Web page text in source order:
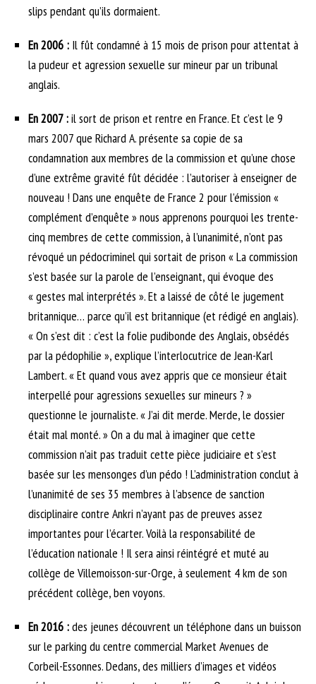
slips pendant qu’ils dormaient.
En 2006 : Il fût condamné à 15 mois de prison pour attentat à
la pudeur et agression sexuelle sur mineur par un tribunal
anglais.
En 2007 :il sort de prison et rentre en France. Et c’est le 9
mars 2007 que Richard A. présente sa copie de sa
condamnation aux membres de la commission et qu’une chose
d’une extrême gravité fût décidée : l’autoriser à enseigner de
nouveau ! Dans une enquête de France 2 pour l’émission «
complément d’enquête » nous apprenons pourquoi les trente-
cinq membres de cette commission, à l’unanimité, n’ont pas
révoqué un pédocriminel qui sortait de prison « La commission
s’est basée sur la parole de l’enseignant, qui évoque des
« gestes mal interprétés ». Et a laissé de côté le jugement
britannique… parce qu’il est britannique (et rédigé en anglais).
« On s’est dit : c’est la folie pudibonde des Anglais, obsédés
par la pédophilie », explique l’interlocutrice de Jean-Karl
Lambert. « Et quand vous avez appris que ce monsieur était
interpellé pour agressions sexuelles sur mineurs ? »
questionne le journaliste. « J’ai dit merde. Merde, le dossier
était mal monté. » On a du mal à imaginer que cette
commission n’ait pas traduit cette pièce judiciaire et s’est
basée sur les mensonges d’un pédo ! L’administration conclut à
l’unanimité de ses 35 membres à l’absence de sanction
disciplinaire contre Ankri n’ayant pas de preuves assez
importantes pour l’écarter. Voilà la responsabilité de
l’éducation nationale ! Il sera ainsi réintégré et muté au
collège de Villemoisson-sur-Orge, à seulement 4 km de son
précédent collège, ben voyons.
En 2016 :des jeunes découvrent un téléphone dans un buisson
sur le parking du centre commercial Market Avenues de
Corbeil-Essonnes. Dedans, des milliers d’images et vidéos